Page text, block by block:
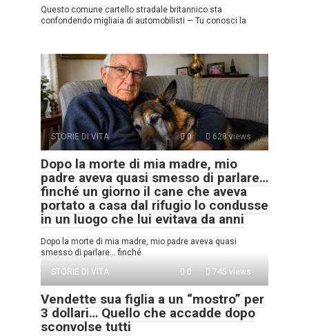
Questo comune cartello stradale britannico sta
confondendo migliaia di automobilisti — Tu conosci la
STORIE DI VITA 0 628 views
Dopo la morte di mia madre, mio
padre aveva quasi smesso di parlare…
finché un giorno il cane che aveva
portato a casa dal rifugio lo condusse
in un luogo che lui evitava da anni
Dopo la morte di mia madre, mio padre aveva quasi
smesso di parlare… finché
STORIE DI VITA
0 745 views
Vendette sua figlia a un “mostro” per
3 dollari… Quello che accadde dopo
sconvolse tutti